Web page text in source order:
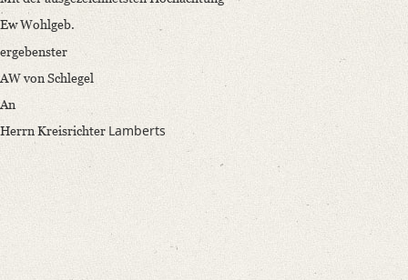
Ew Wohlgeb.
ergebenster
AW von Schlegel
An
Herrn Kreisrichter Lamberts